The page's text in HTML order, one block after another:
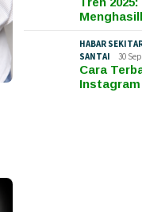
HABAR
SANTAI
30
Cara